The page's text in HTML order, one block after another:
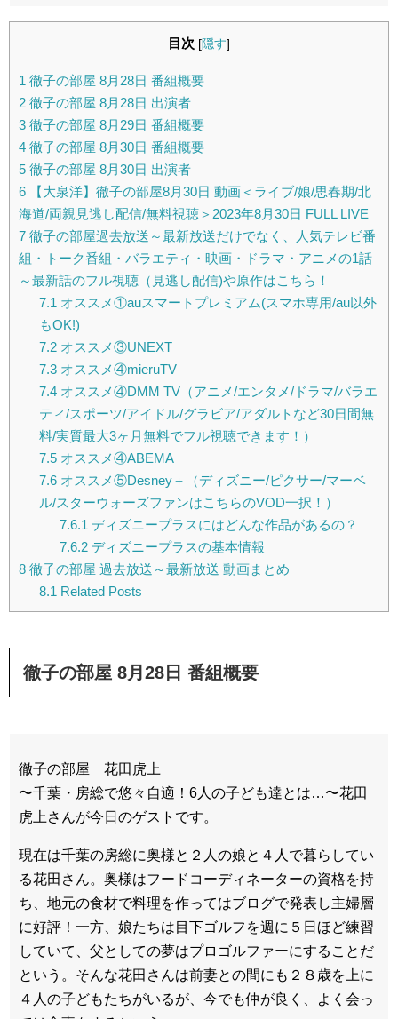
目次 [隠す]
1 徹子の部屋 8月28日 番組概要
2 徹子の部屋 8月28日 出演者
3 徹子の部屋 8月29日 番組概要
4 徹子の部屋 8月30日 番組概要
5 徹子の部屋 8月30日 出演者
6 【大泉洋】徹子の部屋8月30日 動画＜ライブ/娘/思春期/北
海道/両親見逃し配信/無料視聴＞2023年8月30日 FULL LIVE
7 徹子の部屋過去放送～最新放送だけでなく、人気テレビ番
組・トーク番組・バラエティ・映画・ドラマ・アニメの1話
～最新話のフル視聴（見逃し配信)や原作はこちら！
7.1 オススメ①auスマートプレミアム(スマホ専用/au以外
もOK!)
7.2オススメ③UNEXT
7.3オススメ④mieruTV
7.4オススメ④DMM TV（アニメ/エンタメ/ドラマ/バラエ
ティ/スポーツ/アイドル/グラビア/アダルトなど30日間無
料/実質最大3ヶ月無料でフル視聴できます！）
7.5オススメ④ABEMA
7.6オススメ⑤Desney＋（ディズニー/ピクサー/マーベ
ル/スターウォーズファンはこちらのVOD一択！）
7.6.1 ディズニープラスにはどんな作品があるの？
7.6.2ディズニープラスの基本情報
8 徹子の部屋 過去放送～最新放送 動画まとめ
8.1 Related Posts
徹子の部屋 8月28日 番組概要
徹子の部屋 花田虎上
〜千葉・房総で悠々自適！6人の子ども達とは…〜花田
虎上さんが今日のゲストです。
現在は千葉の房総に奥様と２人の娘と４人で暮らしてい
る花田さん。奥様はフードコーディネーターの資格を持
ち、地元の食材で料理を作ってはブログで発表し主婦層
に好評！一方、娘たちは目下ゴルフを週に５日ほど練習
していて、父としての夢はプロゴルファーにすることだ
という。そんな花田さんは前妻との間にも２８歳を上に
４人の子どもたちがいるが、今でも仲が良く、よく会っ